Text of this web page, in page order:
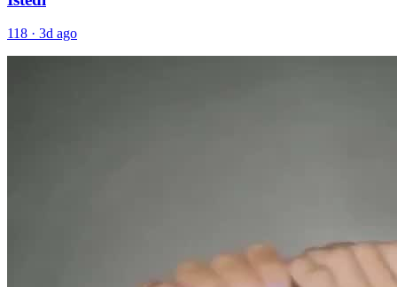
118 · 3d ago